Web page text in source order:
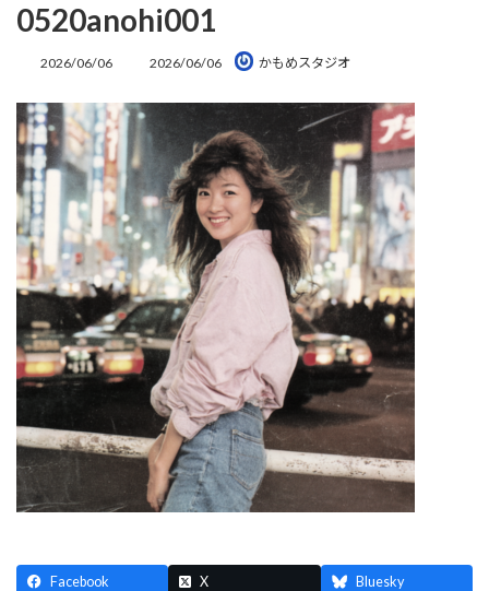
0520anohi001
2026/06/06
最
日
時
2026/06/06 かもめスタジオ
Facebook X Bluesky